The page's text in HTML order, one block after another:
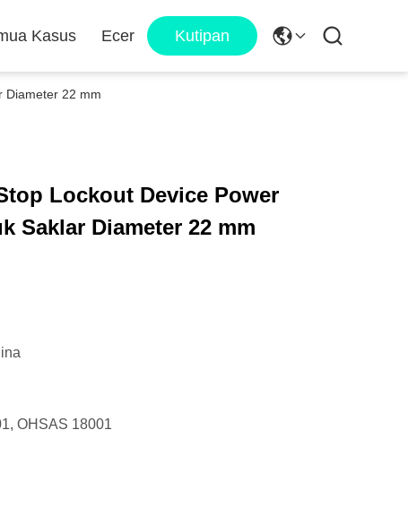
Kasus Ecer Kutipan
Diameter 22 mm
Lockout Device Power
Saklar Diameter 22 mm
OHSAS 18001